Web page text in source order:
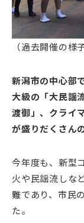
（過去開催の様子
新潟市の中心部
大級の「大民謡
渡御」、クライ
が盛りだくさん
今年度も、新型
火や民謡流しな
難であり、市民
た。